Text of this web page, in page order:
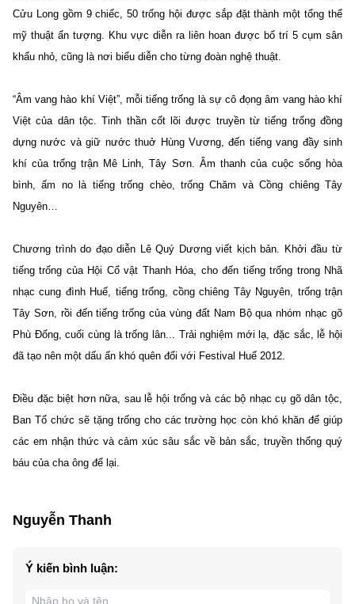
Cửu Long gồm 9 chiếc, 50 trống hội được sắp đặt thành một tổng thể
mỹ thuật ấn tượng. Khu vực diễn ra liên hoan được bố trí 5 cụm sân
khấu nhỏ, cũng là nơi biểu diễn cho từng đoàn nghệ thuật.
“Âm vang hào khí Việt”, mỗi tiếng trống là sự cô đọng âm vang hào khí
Việt của dân tộc. Tinh thần cốt lõi được truyền từ tiếng trống đồng
dựng nước và giữ nước thuở Hùng Vương, đến tiếng vang đầy sinh
khí của trống trận Mê Linh, Tây Sơn. Âm thanh của cuộc sống hòa
bình, ấm no là tiếng trống chèo, trống Chăm và Cồng chiêng Tây
Nguyên…
Chương trình do đạo diễn Lê Quý Dương viết kịch bản. Khởi đầu từ
tiếng trống của Hội Cổ vật Thanh Hóa, cho đến tiếng trống trong Nhã
nhạc cung đình Huế, tiếng trống, cồng chiêng Tây Nguyên, trống trận
Tây Sơn, rồi đến tiếng trống của vùng đất Nam Bộ qua nhóm nhạc gõ
Phù Đổng, cuối cùng là trống lân... Trải nghiệm mới lạ, đặc sắc, lễ hội
đã tạo nên một dấu ấn khó quên đối với Festival Huế 2012.
Điều đặc biệt hơn nữa, sau lễ hội trống và các bộ nhạc cụ gõ dân tộc,
Ban Tổ chức sẽ tặng trống cho các trường học còn khó khăn để giúp
các em nhận thức và cảm xúc sâu sắc về bản sắc, truyền thống quý
báu của cha ông để lại.
Nguyễn Thanh
Ý kiến bình luận: